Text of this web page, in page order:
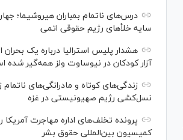
درس‌های ناتمام بمباران هیروشیما؛
سایه خلأ‌های رژیم حقوقی اتمی
هشدار پلیس استرالیا درباره یک بحران
آزار کودکان در نیوساوت ولز همه‌گیر شده
زندگی‌های کوتاه و مادرانگی‌های ناتمام
نسل‌کشی رژیم صهیونیستی در غزه
پرونده تخلف‌های اداره مهاجرت آمریکا
کمیسیون بین‌المللی حقوق بشر